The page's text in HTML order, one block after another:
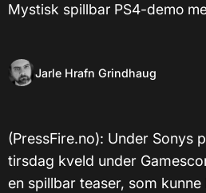
Mystisk spillbar PS4-demo
Jarle Hrafn Grindhaug
(PressFire.no): Under Sonys
tirsdag kveld under
en spillbar teaser, som